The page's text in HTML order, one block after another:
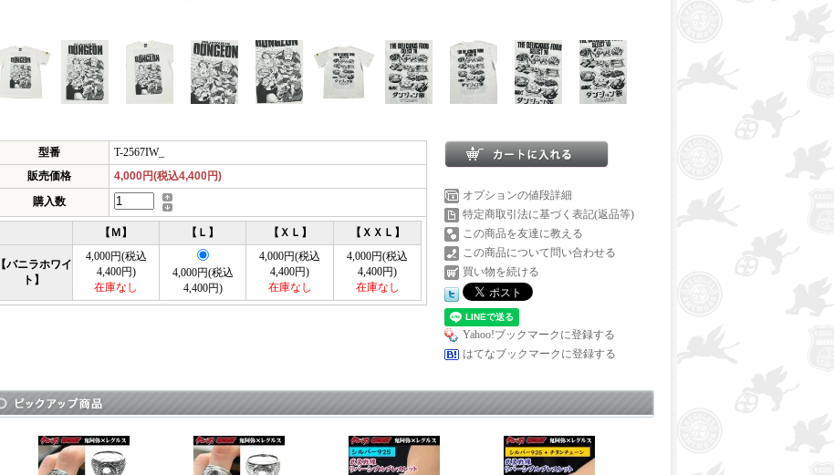
型番
T-2567IW_
販売価格
4,000円(税込4,400円)
購入数
【Ｍ】 【Ｌ】 【ＸＬ】 【ＸＸＬ】
【バニラホワイ
ト】
4,000円(税込
4,400円)
在庫なし
4,000円(税込
4,400円)
4,000円(税込
4,400円)
在庫なし
4,000円(税込
4,400円)
在庫なし
オプションの値段詳細
特定商取引法に基づく表記(返品等)
この商品を友達に教える
この商品について問い合わせる
買い物を続ける
Yahoo!ブックマークに登録する
はてなブックマークに登録する